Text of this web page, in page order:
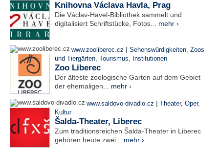
Knihovna Václava Havla, Prag
Die Václav-Havel-Bibliothek sammelt und
digitalisiert Schriftstücke, Fotos... mehr ›
www.zooliberec.cz | Sehenswürdigkeiten, Zoos
und Tiergärten, Tourismus, Institutionen
Zoo Liberec
Der älteste zoologische Garten auf dem Gebiet
der ehemaligen... mehr ›
www.saldovo-divadlo.cz | Theater, Oper,
Kultur
Šalda-Theater, Liberec
Zum traditionsreichen Šalda-Theater in Liberec
gehören heute zwei... mehr ›